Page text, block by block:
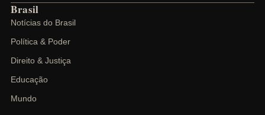
Brasil
Notícias do Brasil
Política & Poder
Direito & Justiça
Educação
Mundo